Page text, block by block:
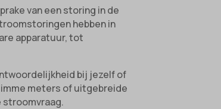
van een storing in de
hebben in
apparatuur, tot
bij jezelf of
meters of uitgebreide